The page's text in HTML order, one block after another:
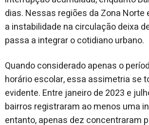
dias. Nessas regiões da Zona Norte
a instabilidade na circulação deixa
passa a integrar o cotidiano urbano.
Quando considerado apenas o
horário escolar, essa assimetria se
evidente. Entre janeiro de 2023 e
bairros registraram ao menos uma
entanto, apenas dez concentraram